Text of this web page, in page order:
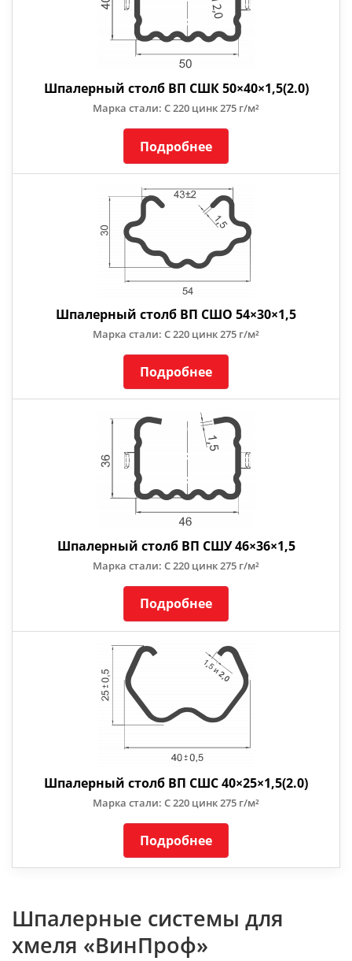
Шпалерный столб ВП СШК 50×40×1,5(2.0)
Марка стали: С 220 цинк 275 г/м²
Подробнее
Шпалерный столб ВП СШО 54×30×1,5
Марка стали: С 220 цинк 275 г/м²
Подробнее
Шпалерный столб ВП СШУ 46×36×1,5
Марка стали: С 220 цинк 275 г/м²
Подробнее
Шпалерный столб ВП СШС 40×25×1,5(2.0)
Марка стали: С 220 цинк 275 г/м²
Подробнее
Шпалерные системы для
хмеля «ВинПроф»